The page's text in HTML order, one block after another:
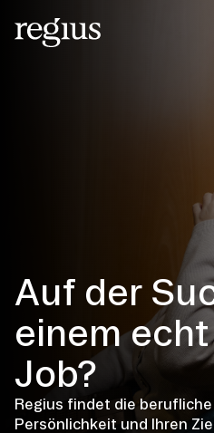
Auf der
einem
Job?
Regius findet die
Persönlichkeit und Ihren